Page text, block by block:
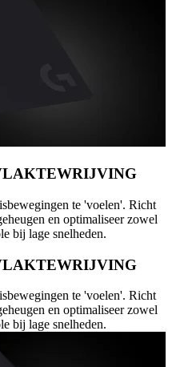
te 'voelen'. Richt
en optimaliseer zowel
bij lage snelheden.
te 'voelen'. Richt
en optimaliseer zowel
bij lage snelheden.